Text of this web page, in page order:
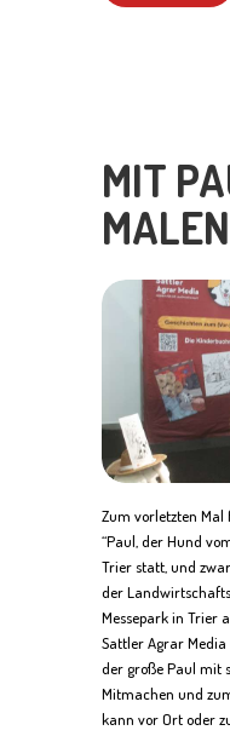
MIT
MALEN
Zum vorletzten Mal
“Paul, der Hund
Trier statt, und
der
Messepark in Trier
Sattler Agrar
der große Paul mit
Mitmachen und
kann vor Ort oder